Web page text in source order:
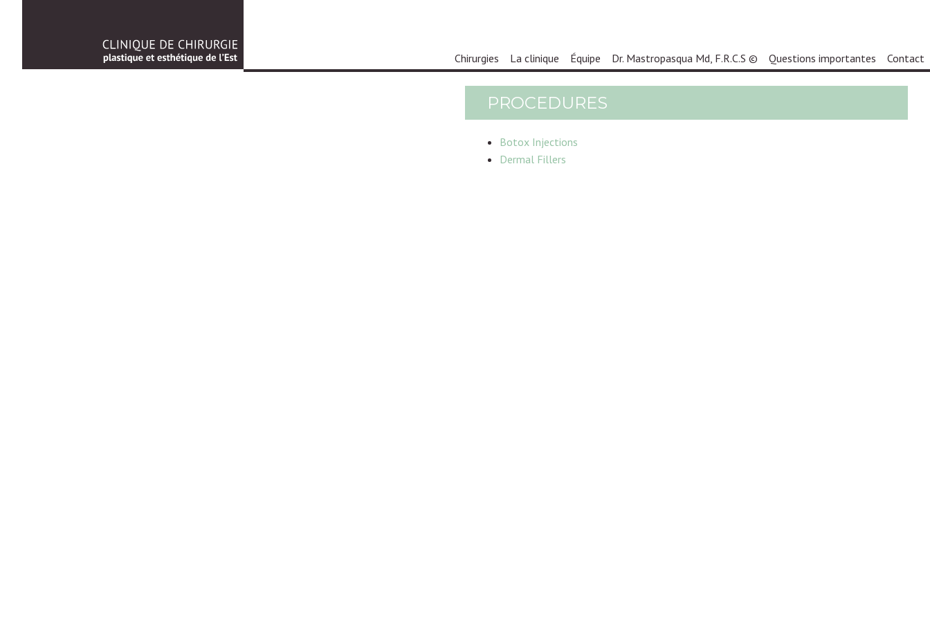
Chirurgies La clinique Équipe Dr. Mastropasqua Md, F.R.C.S © Questions importantes Contact
PROCEDURES
Botox Injections
Dermal Fillers